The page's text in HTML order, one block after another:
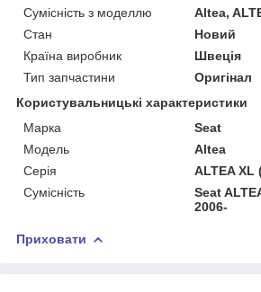
Сумісність з моделлю
Altea,
Стан
Новий
Країна виробник
Швеція
Тип запчастини
Оригінал
Користувальницькі характеристики
Марка
Seat
Мoдель
Altea
Серія
ALTEA XL
Сумісність
Seat
2006-
Приховати